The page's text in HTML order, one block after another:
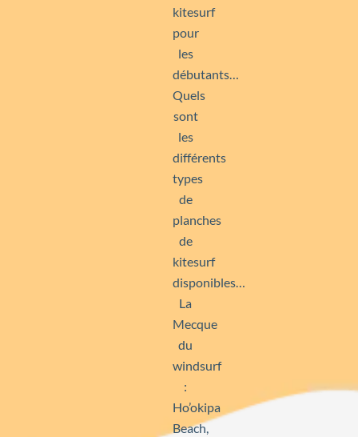
kitesurf
pour
les
débutants…
Quels
sont
les
différents
types
de
planches
de
kitesurf
disponibles…
La
Mecque
du
windsurf
:
Ho’okipa
Beach,